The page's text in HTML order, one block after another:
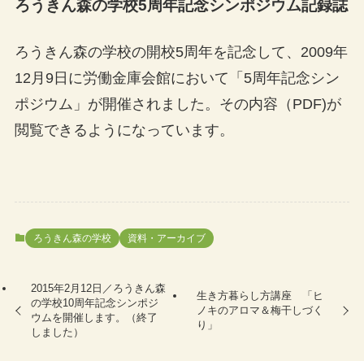
ろうきん森の学校5周年記念シンポジウム記録誌
ろうきん森の学校の開校5周年を記念して、2009年
12月9日に労働金庫会館において「5周年記念シン
ポジウム」が開催されました。その内容（PDF)が
閲覧できるようになっています。
ろうきん森の学校 資料・アーカイブ
2015年2月12日／ろうきん森
の学校10周年記念シンポジ
ウムを開催します。（終了
しました）
生き方暮らし方講座 「ヒ
ノキのアロマ＆梅干しづく
り」